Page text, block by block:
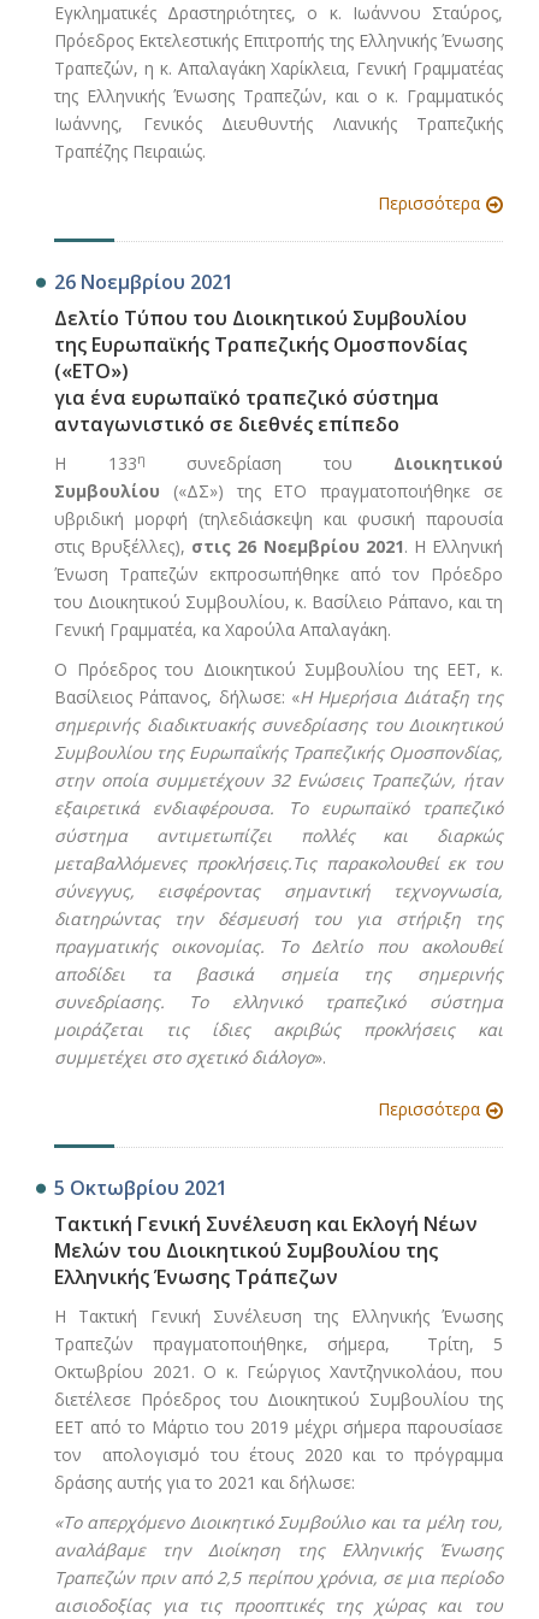
Εγκληματικές Δραστηριότητες, ο κ. Ιωάννου Σταύρος,
Πρόεδρος Εκτελεστικής Επιτροπής της Ελληνικής Ένωσης
Τραπεζών, η κ. Απαλαγάκη Χαρίκλεια, Γενική Γραμματέας
της Ελληνικής Ένωσης Τραπεζών, και ο κ. Γραμματικός
Ιωάννης, Γενικός Διευθυντής Λιανικής Τραπεζικής
Τραπέζης Πειραιώς.
Περισσότερα
26 Νοεμβρίου 2021
Δελτίο Τύπου του Διοικητικού Συμβουλίου
της Ευρωπαϊκής Τραπεζικής Ομοσπονδίας
(«ΕΤΟ»)
για ένα ευρωπαϊκό τραπεζικό σύστημα
ανταγωνιστικό σε διεθνές επίπεδο
Η 133η συνεδρίαση του Διοικητικού
Συμβουλίου («ΔΣ») της ΕΤΟ πραγματοποιήθηκε σε
υβριδική μορφή (τηλεδιάσκεψη και φυσική παρουσία
στις Βρυξέλλες), στις 26 Νοεμβρίου 2021. Η Ελληνική
Ένωση Τραπεζών εκπροσωπήθηκε από τον Πρόεδρο
του Διοικητικού Συμβουλίου, κ. Βασίλειο Ράπανο, και τη
Γενική Γραμματέα, κα Χαρούλα Απαλαγάκη.
Ο Πρόεδρος του Διοικητικού Συμβουλίου της ΕΕΤ, κ.
Βασίλειος Ράπανος, δήλωσε: «Η Ημερήσια Διάταξη της
σημερινής διαδικτυακής συνεδρίασης του Διοικητικού
Συμβουλίου της Ευρωπαΐκής Τραπεζικής Ομοσπονδίας,
στην οποία συμμετέχουν 32 Ενώσεις Τραπεζών, ήταν
εξαιρετικά ενδιαφέρουσα. Το ευρωπαϊκό τραπεζικό
σύστημα αντιμετωπίζει πολλές και διαρκώς
μεταβαλλόμενες προκλήσεις.Τις παρακολουθεί εκ του
σύνεγγυς, εισφέροντας σημαντική τεχνογνωσία,
διατηρώντας την δέσμευσή του για στήριξη της
πραγματικής οικονομίας. Το Δελτίο που ακολουθεί
αποδίδει τα βασικά σημεία της σημερινής
συνεδρίασης. Το ελληνικό τραπεζικό σύστημα
μοιράζεται τις ίδιες ακριβώς προκλήσεις και
συμμετέχει στο σχετικό διάλογο».
Περισσότερα
5 Οκτωβρίου 2021
Τακτική Γενική Συνέλευση και Εκλογή Νέων
Μελών του Διοικητικού Συμβουλίου της
Ελληνικής Ένωσης Τράπεζων
Η Τακτική Γενική Συνέλευση της Ελληνικής Ένωσης
Τραπεζών πραγματοποιήθηκε, σήμερα, Τρίτη, 5
Οκτωβρίου 2021. Ο κ. Γεώργιος Χαντζηνικολάου, που
διετέλεσε Πρόεδρος του Διοικητικού Συμβουλίου της
ΕΕΤ από το Μάρτιο του 2019 μέχρι σήμερα παρουσίασε
τον απολογισμό του έτους 2020 και το πρόγραμμα
δράσης αυτής για το 2021 και δήλωσε:
«Το απερχόμενο Διοικητικό Συμβούλιο και τα μέλη του,
αναλάβαμε την Διοίκηση της Ελληνικής Ένωσης
Τραπεζών πριν από 2,5 περίπου χρόνια, σε μια περίοδο
αισιοδοξίας για τις προοπτικές της χώρας και του